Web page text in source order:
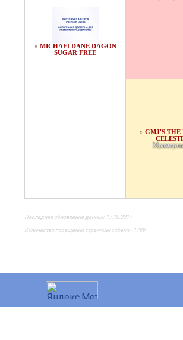
♀ MICHAELDANE DAGON
SUGAR FREE
♀ GMJ'S THE
Последнее обновление данных 17.10.2017
Количество посещений страницы собаки - 1789